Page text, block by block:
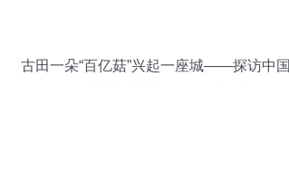
古田一朵“百亿菇”兴起一座城——探访中国